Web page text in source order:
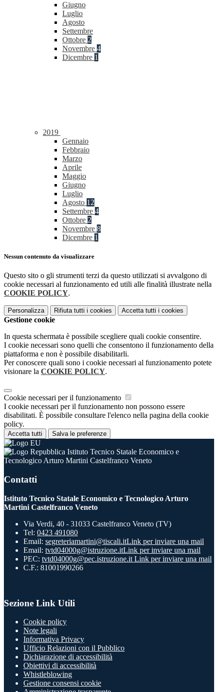
Giugno
Luglio
Agosto
Settembre
Ottobre 2
Novembre 4
Dicembre 1
2019
Gennaio
Febbraio
Marzo
Aprile
Maggio
Giugno
Luglio
Agosto 12
Settembre 4
Ottobre 2
Novembre 8
Dicembre 1
Nessun contenuto da visualizzare
Questo sito o gli strumenti terzi da questo utilizzati si avvalgono di
cookie necessari al funzionamento ed utili alle finalità illustrate nella
COOKIE POLICY.
Personalizza Rifiuta tutti i cookies Accetta tutti i cookies
Gestione cookie
In questa schermata è possibile scegliere quali cookie consentire.
I cookie necessari sono quelli che consentono il funzionamento della
piattaforma e non è possibile disabilitarli.
Per conoscere quali sono i cookie necessari al funzionamento potete
visionare la COOKIE POLICY.
Cookie necessari per il funzionamento
I cookie necessari per il funzionamento non possono essere
disabilitati. È possibile consultare l'elenco nella pagina della cookie
policy.
Accetta tutti Salva le preferenze
Istituto Tecnico Statale Economico e
Tecnologico Arturo Martini Castelfranco Veneto
Contatti
Istituto Tecnico Statale Economico e Tecnologico Arturo
Martini Castelfranco Veneto
Via Verdi, 40 - 31033 Castelfranco Veneto (TV)
Tel: 0423 491080
Email: segreteriamartini@tiscali.itLink per inviare una mail
Email: tvtd04000g@istruzione.itLink per inviare una mail
PEC: tvtd04000g@pec.istruzione.it Link per inviare una mail
C.F.: 81001990266
Sezione Link Utili
Cookie policy
Note legali
Informativa Privacy
Ufficio Relazioni con il Pubblico
Dichiarazione di accessibilità
Obiettivi di accessibilità
Whistleblowing
Gestione consensi cookie